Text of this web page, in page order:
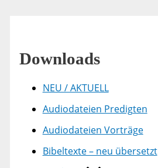
Downloads
NEU / AKTUELL
Audiodateien Predigten
Audiodateien Vorträge
Bibeltexte – neu übersetzt